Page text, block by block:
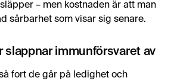
– men kostnaden är att man
sårbarhet som visar sig senare.
slappnar immunförsvaret av
fort de går på ledighet och